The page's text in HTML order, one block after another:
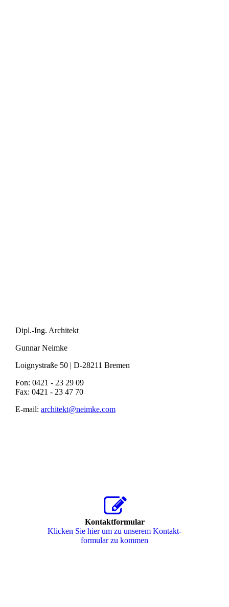
Dipl.-Ing. Architekt
Gunnar Neimke
Loignystraße 50 | D-28211 Bremen
Fon: 0421 - 23 29 09
Fax: 0421 - 23 47 70
E-mail: architekt@neimke.com
Kontaktformular
Klicken Sie hier um zu unserem Kon­takt­
for­mu­lar zu kommen